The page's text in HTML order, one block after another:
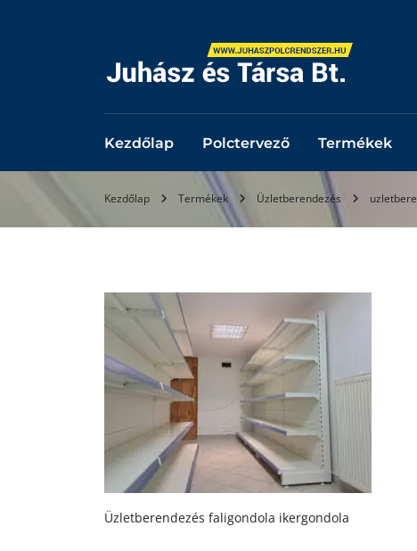
Kezdőlap Polctervező Termékek
Kezdőlap Termékek Üzletberendezés
Üzletberendezés faligondola ikergondola